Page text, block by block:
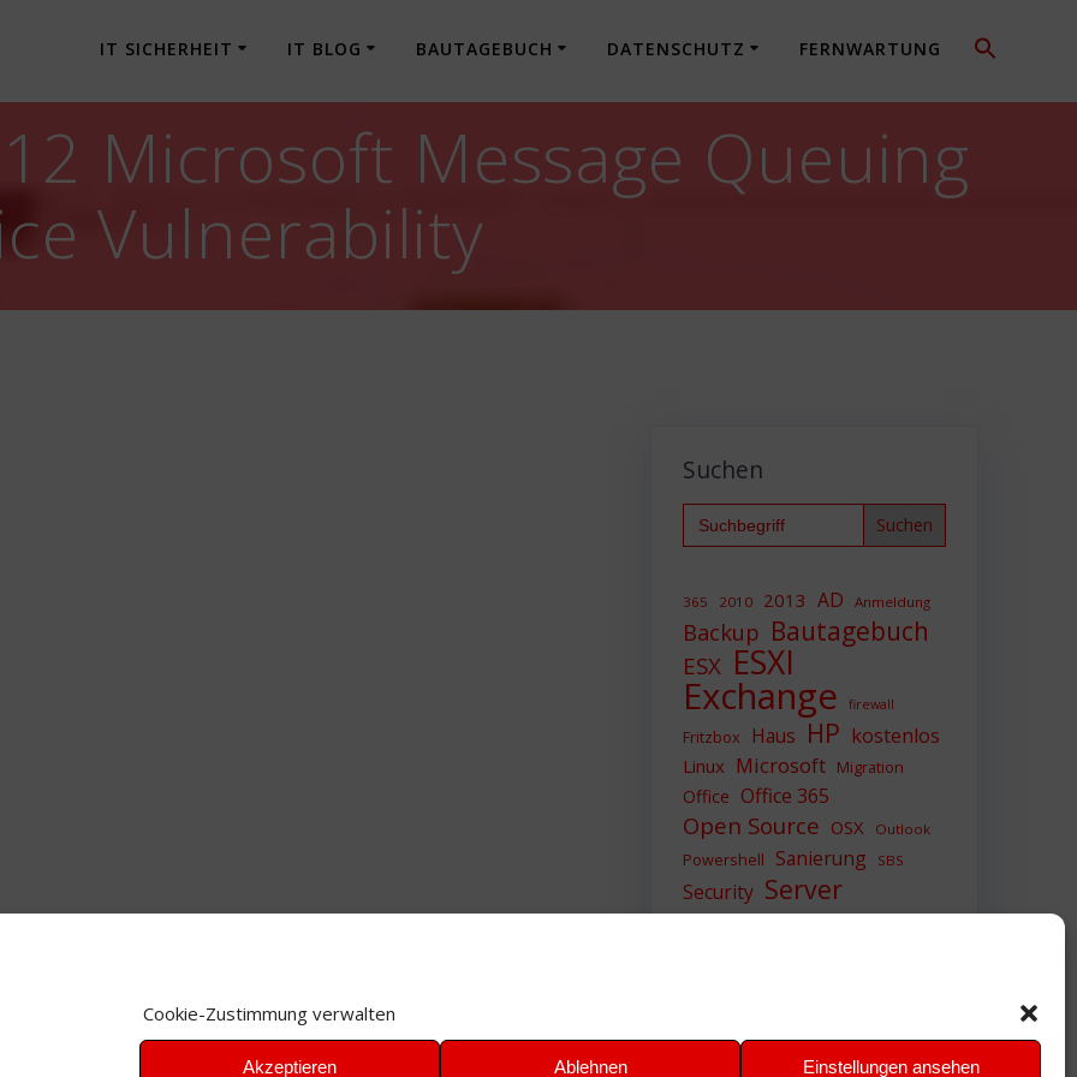
Cookie-Zustimmung verwalten
Akzeptieren Ablehnen Einstellungen ansehen
IT SICHERHEIT IT BLOG BAUTAGEBUCH DATENSCHUTZ FERNWARTUNG
Microsoft Message Queuing
Vulnerability
Suchen
Search
for:
365 2010 2013 AD Anmeldung
Backup Bautagebuch
ESX ESXI
Exchange firewall
Fritzbox Haus HP kostenlos
Linux Microsoft Migration
Office Office 365
Open Source OSX Outlook
Powershell Sanierung SBS
Security Server
Sicherheit SIEM
VMWare VPN WAZUH